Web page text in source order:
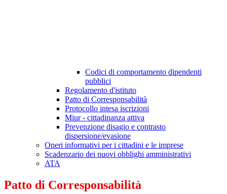
Codici di comportamento dipendenti
pubblici
Regolamento d'istituto
Patto di Corresponsabilità
Protocollo intesa iscrizioni
Miur - cittadinanza attiva
Prevenzione disagio e contrasto
dispersione/evasione
Oneri informativi per i cittadini e le imprese
Scadenzario dei nuovi obblighi amministrativi
ATA
Patto di Corresponsabilità